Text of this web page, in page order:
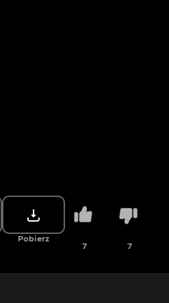
Pobierz
7 7